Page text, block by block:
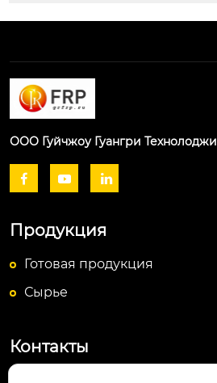
ООО Гуйчжоу Гуангри Технолоджи
  
Продукция
Готовая продукция
Сырье
Контакты